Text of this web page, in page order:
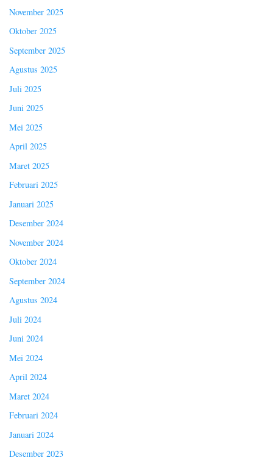
November 2025
Oktober 2025
September 2025
Agustus 2025
Juli 2025
Juni 2025
Mei 2025
April 2025
Maret 2025
Februari 2025
Januari 2025
Desember 2024
November 2024
Oktober 2024
September 2024
Agustus 2024
Juli 2024
Juni 2024
Mei 2024
April 2024
Maret 2024
Februari 2024
Januari 2024
Desember 2023